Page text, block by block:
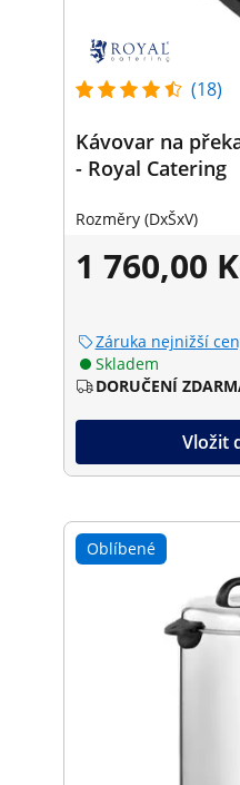
(18)
Kávovar na
- Royal Catering
Rozměry (DxŠxV)
1 760,00
Záruka nejnižší
Skladem
DORUČENÍ
Vložit
Oblíbené